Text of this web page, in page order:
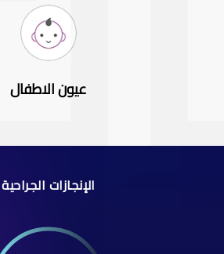
عيون الاطفال
الإنجازات الجراحية